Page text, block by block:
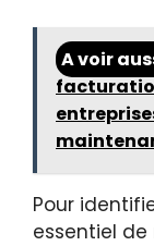
A voir
Pour
essentiel